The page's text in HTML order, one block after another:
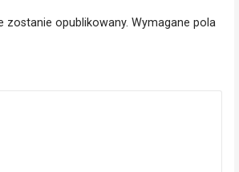
zostanie opublikowany. Wymagane pola